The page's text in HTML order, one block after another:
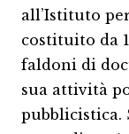
all’Istituto
costituito da
faldoni di
sua attività
pubblicistica.